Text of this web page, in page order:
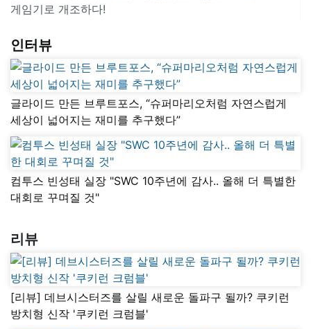
게임기로 개조하다!
인터뷰
글라이드 만든 브루트포스, “슈퍼마리오처럼 자연스럽게
세상이 넓어지는 재미를 추구했다”
컴투스 빈성태 실장 "SWC 10주년에 감사.. 올해 더 특별한
대회로 꾸며질 것"
리뷰
[리뷰] 데브시스터즈를 살릴 새로운 돌파구 될까? 쿠키런
방치형 신작 '쿠키런 크럼블'